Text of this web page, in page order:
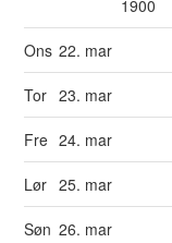
1900
Ons 22. mar
Tor 23. mar
Fre 24. mar
Lør 25. mar
Søn 26. mar